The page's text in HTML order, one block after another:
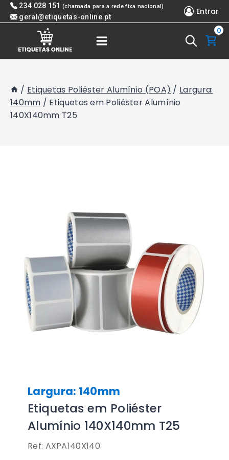
Skip 234 028 151 (chamada para a rede fixa nacional)
geral@etiquetas-online.pt
Entrar
0
/ Etiquetas Poliéster Alumínio (POA) / Largura:
140mm / Etiquetas em Poliéster Alumínio
140X140mm T25
Largura: 140mm
Etiquetas em Poliéster
Alumínio 140X140mm T25
Ref: AXPA140X140